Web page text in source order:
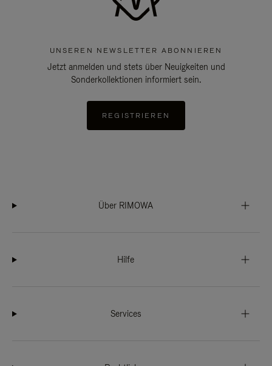
UNSEREN NEWSLETTER ABONNIEREN
Jetzt anmelden und stets über Neuigkeiten und
Sonderkollektionen informiert sein.
REGISTRIEREN
Über RIMOWA
Hilfe
Services